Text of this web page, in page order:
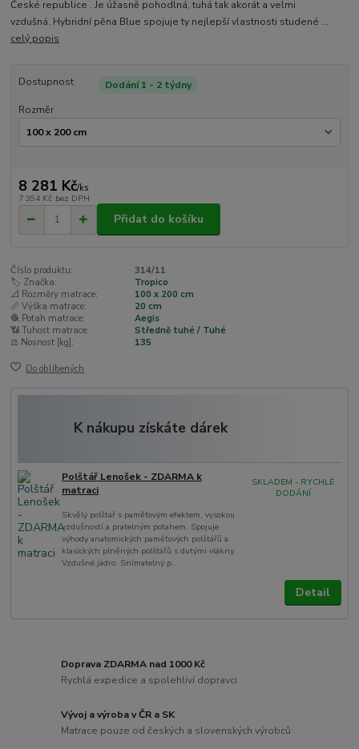
České republice . Je úžasně pohodlná, tuhá tak akorát a velmi
vzdušná. Hybridní pěna Blue spojuje ty nejlepší vlastnosti studené ...
celý popis
Dostupnost
Dodání 1 - 2 týdny
Rozměr
8 281 Kč/ks
7 394 Kč bez DPH
Přidat do košíku
Číslo produktu:
314/11
🏷️ Značka:
Tropico
📐 Rozměry matrace:
100 x 200 cm
📏 Výška matrace:
20 cm
🧶 Potah matrace:
Aegis
📶 Tuhost matrace:
Středně tuhé / Tuhé
⚖️ Nosnost [kg]:
135
Do oblíbených
K nákupu získáte dárek
Polštář Lenošek - ZDARMA k
matraci
Skvělý polštář s paměťovým efektem, vysokou
vzdušností a pratelným potahem. Spojuje
výhody anatomických paměťových polštářů a
klasických plněných polštářů s dutými vlákny.
Vzdušné jádro. Snímatelný p...
SKLADEM - RYCHLÉ
DODÁNÍ
Detail
Doprava ZDARMA nad 1000 Kč
Rychlá expedice a spolehliví dopravci
Vývoj a výroba v ČR a SK
Matrace pouze od českých a slovenských výrobců